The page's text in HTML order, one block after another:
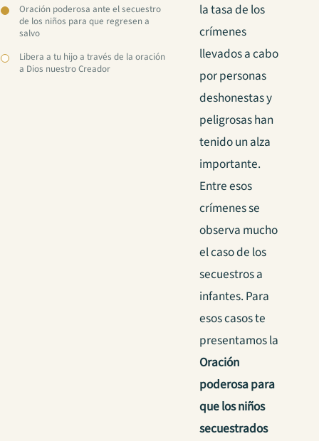
Oración poderosa ante el secuestro
de los niños para que regresen a
salvo
Libera a tu hijo a través de la oración
a Dios nuestro Creador
la tasa de los
crímenes
llevados a cabo
por personas
deshonestas y
peligrosas han
tenido un alza
importante.
Entre esos
crímenes se
observa mucho
el caso de los
secuestros a
infantes. Para
esos casos te
presentamos la
Oración
poderosa para
que los niños
secuestrados